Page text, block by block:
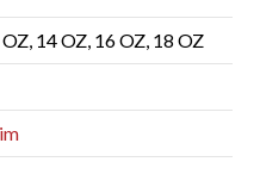
14 OZ, 16 OZ, 18 OZ